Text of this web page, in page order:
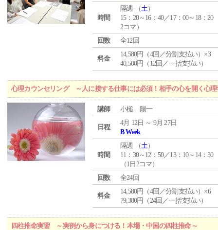
時間
隔週 （土）
15：20～16：40／17：00～18：20
2コマ）
回数
全12回
料金
14,580円（4回／分割支払い）×3
40,500円（12回／一括支払い）
心理カウンセリング ～人に接する仕事には必須！相手の心を開く心理
講師 小槌 陽一
日程
4月 12日 ～ 9月 27日
B Week
時間
隔週 （土）
11：30～12：50／13：10～14：30
（1日2コマ）
回数
全24回
料金
14,580円（4回／分割支払い）×6
79,380円（24回／一括支払い）
四柱推命実習 ～実例から身につける！本場・中国の四柱推命～